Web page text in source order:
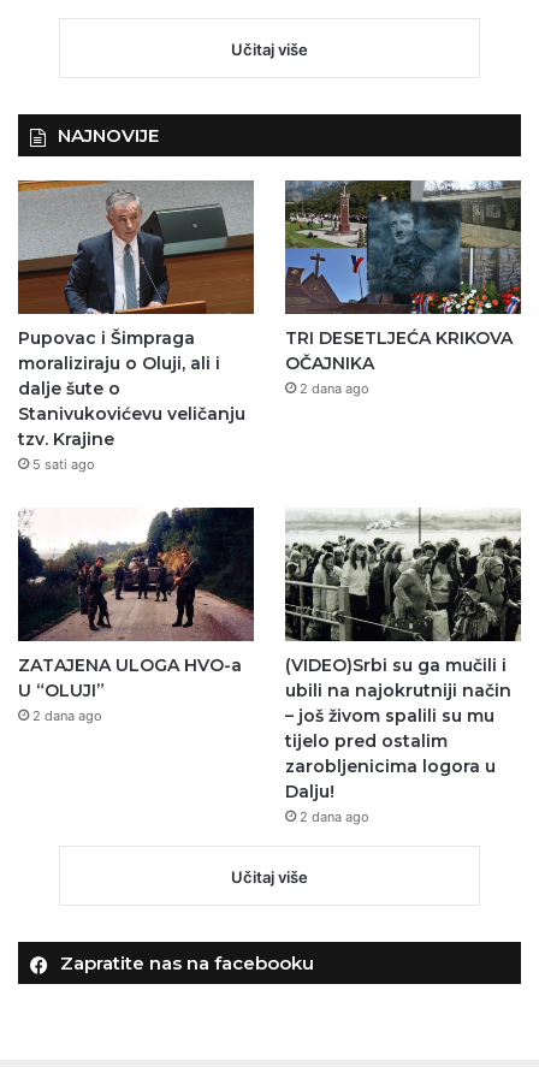
Učitaj više
NAJNOVIJE
Pupovac i Šimpraga
moraliziraju o Oluji, ali i
dalje šute o
Stanivukovićevu veličanju
tzv. Krajine
5 sati ago
TRI DESETLJEĆA KRIKOVA
OČAJNIKA
2 dana ago
ZATAJENA ULOGA HVO-a
U “OLUJI”
2 dana ago
(VIDEO)Srbi su ga mučili i
ubili na najokrutniji način
– još živom spalili su mu
tijelo pred ostalim
zarobljenicima logora u
Dalju!
2 dana ago
Učitaj više
Zapratite nas na facebooku